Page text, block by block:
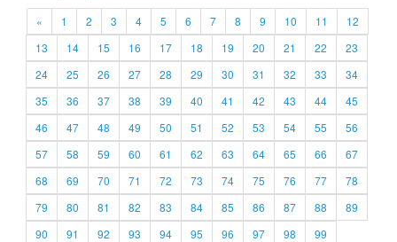
« 1 2 3 4 5 6 7 8 9 10 11
12
13
14 15 16 17 18 19 20 21 22
23
24
25 26 27 28 29 30 31 32 33
34
35
36 37 38 39 40 41 42 43 44
45
46
47 48 49 50 51 52 53 54 55
56
57
58 59 60 61 62 63 64 65 66
67
68
69 70 71 72 73 74 75 76 77
78
79
80 81 82 83 84 85 86 87 88
89
90
91 92 93 94 95 96 97 98
99